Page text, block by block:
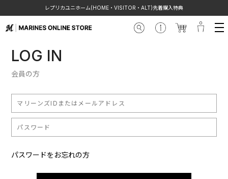
レプリカユニホーム(HOME・VISITOR・ALT)先着購入特典
LOG IN
会員の方
パスワードをお忘れの方